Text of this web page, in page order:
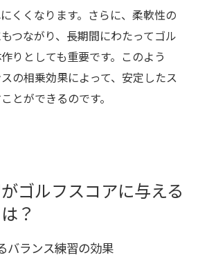
くくなります。さらに、柔軟性の
つながり、長期間にわたってゴル
りとしても重要です。このよう
の相乗効果によって、安定したス
とができるのです。
ゴルフスコアに与える
？
バランス練習の効果